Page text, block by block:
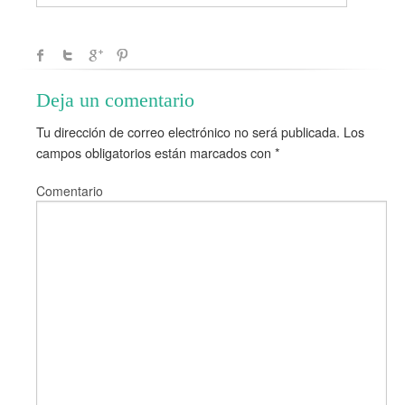
Deja un comentario
Tu dirección de correo electrónico no será publicada. Los
campos obligatorios están marcados con *
Comentario